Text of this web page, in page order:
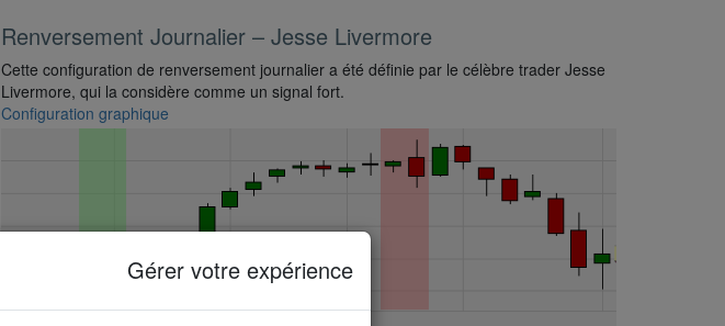
Renversement Journalier – Jesse Livermore
Cette configuration de renversement journalier a été définie par le célèbre trader Jesse
Livermore, qui la considère comme un signal fort.
Configuration graphique
Gérer votre expérience